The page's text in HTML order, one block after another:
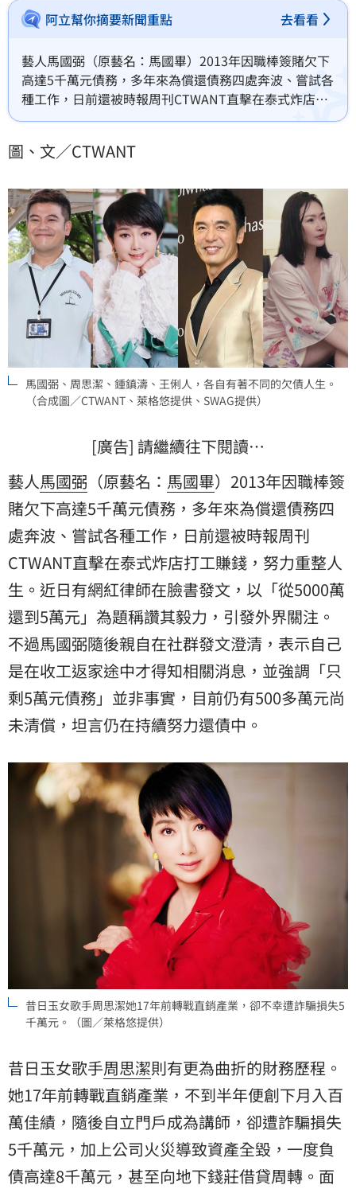
阿立幫你摘要新聞重點 去看看
藝人馬國弼（原藝名：馬國畢）2013年因職棒簽賭欠下
高達5千萬元債務，多年來為償還債務四處奔波、嘗試各
種工作，日前還被時報周刊CTWANT直擊在泰式炸店打
工賺錢，努力重整人生。近日有網紅律師在臉書發文，
關注。
圖、文／CTWANT
馬國弼、周思潔、鍾鎮濤、王俐人，各自有著不同的欠債人生。
（合成圖／CTWANT、萊格悠提供、SWAG提供）
[廣告] 請繼續往下閱讀…
藝人馬國弼 （原藝名： 馬國畢）2013年因職棒簽
賭欠下高達5千萬元債務，多年來為償還債務四
處奔波、嘗試各種工作，日前還被時報周刊
CTWANT直擊在泰式炸店打工賺錢，努力重整人
生。近日有網紅律師在臉書發文，以「從5000萬
還到5萬元」為題稱讚其毅力，引發外界關注。
不過馬國弼隨後親自在社群發文澄清，表示自己
是在收工返家途中才得知相關消息，並強調「只
剩5萬元債務」並非事實，目前仍有500多萬元尚
未清償，坦言仍在持續努力還債中。
昔日玉女歌手周思潔她17年前轉戰直銷產業，卻不幸遭詐騙損失5
千萬元。（圖／萊格悠提供）
昔日玉女歌手周思潔則有更為曲折的財務歷程。
她17年前轉戰直銷產業，不到半年便創下月入百
萬佳績，隨後自立門戶成為講師，卻遭詐騙損失
5千萬元，加上公司火災導致資產全毀，一度負
債高達8千萬元，甚至向地下錢莊借貸周轉。面